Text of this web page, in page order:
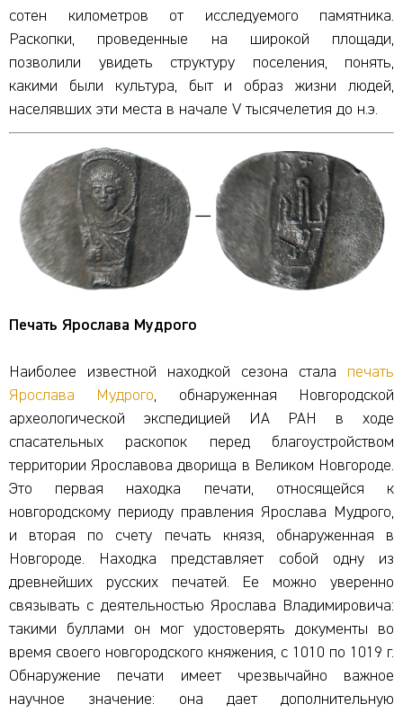
сотен километров от исследуемого памятника.
Раскопки, проведенные на широкой площади,
позволили увидеть структуру поселения, понять,
какими были культура, быт и образ жизни людей,
населявших эти места в начале V тысячелетия до н.э.
Печать Ярослава Мудрого
Наиболее известной находкой сезона стала печать
Ярослава Мудрого, обнаруженная Новгородской
археологической экспедицией ИА РАН в ходе
спасательных раскопок перед благоустройством
территории Ярославова дворища в Великом Новгороде.
Это первая находка печати, относящейся к
новгородскому периоду правления Ярослава Мудрого,
и вторая по счету печать князя, обнаруженная в
Новгороде. Находка представляет собой одну из
древнейших русских печатей. Ее можно уверенно
связывать с деятельностью Ярослава Владимировича:
такими буллами он мог удостоверять документы во
время своего новгородского княжения, с 1010 по 1019 г.
Обнаружение печати имеет чрезвычайно важное
научное значение: она дает дополнительную